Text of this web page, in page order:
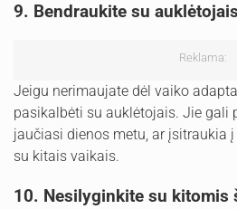
9. Bendraukite su auklėtojais
Reklama:
Jeigu nerimaujate dėl vaiko
pasikalbėti su auklėtojais. Jie gali
jaučiasi dienos metu, ar įsitraukia
su kitais vaikais.
10. Nesilyginkite su kitomis